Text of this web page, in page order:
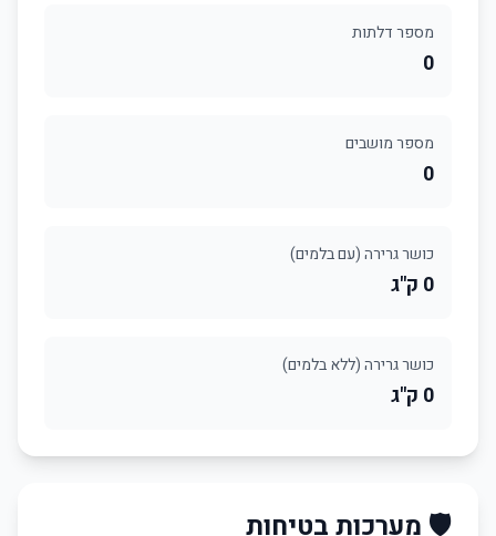
מספר דלתות
0
מספר מושבים
0
כושר גרירה (עם בלמים)
0 ק"ג
כושר גרירה (ללא בלמים)
0 ק"ג
🛡️ מערכות בטיחות